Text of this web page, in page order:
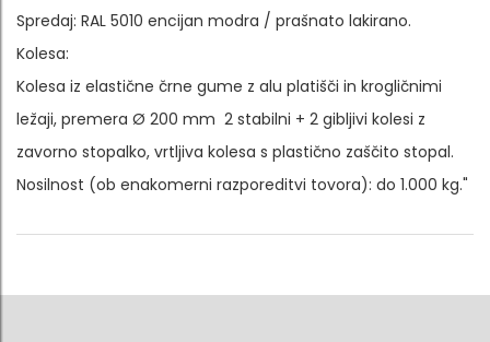
Spredaj: RAL 5010 encijan modra / prašnato lakirano.
Kolesa:
Kolesa iz elastične črne gume z alu platišči in krogličnimi
ležaji, premera Ø 200 mm 2 stabilni + 2 gibljivi kolesi z
zavorno stopalko, vrtljiva kolesa s plastično zaščito stopal.
Nosilnost (ob enakomerni razporeditvi tovora): do 1.000 kg."